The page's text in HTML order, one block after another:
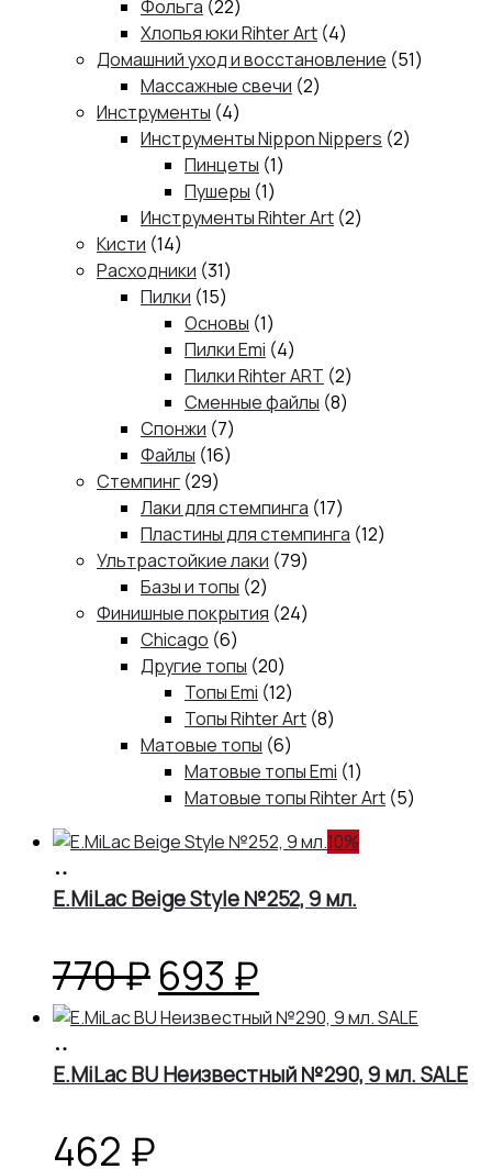
Фольга 2222
товара
Хлопья юки Rihter Art 44
товара
Домашний уход и восстановление 5151
Массажные свечи 22
Инструменты 44
товара
Инструменты Nippon Nippers 22
Пинцеты 11
Пушеры 11
товар
Инструменты Rihter Art 22
Кисти 1414
товаров
Расходники 3131
товар
Пилки 1515
товаров
Основы 11
товар
Пилки Emi 44
товара
Пилки Rihter ART 22
товара
Сменные файлы 88
Спонжи 77
товаров
Файлы 1616
Стемпинг 2929
товаров
Лаки для стемпинга 1717
товаров
Пластины для стемпинга 1212
Ультрастойкие лаки 7979
Базы и топы 22
товара
Финишные покрытия 2424
Chicago 66
товаров
Другие топы 2020
товаров
Топы Emi 1212
товаров
Топы Rihter Art 88
Матовые топы 66
товаров
Матовые топы Emi 11
товар
Матовые топы Rihter Art 55
10%
корзину
E.MiLac Beige Style №252, 9 мл.
770₽Первоначальная
цена
составляла
693 ₽
цена:
693 ₽.
корзину
E.MiLac BU Неизвестный №290, 9 мл. SALE
462 ₽